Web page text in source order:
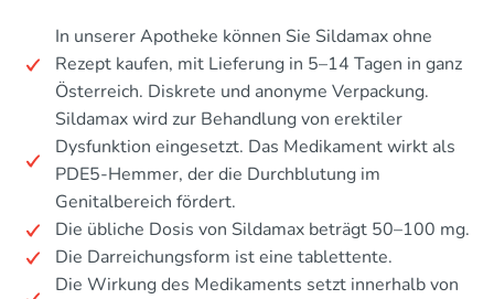
In unserer Apotheke können Sie Sildamax ohne
Rezept kaufen, mit Lieferung in 5–14 Tagen in ganz
Österreich. Diskrete und anonyme Verpackung.
Sildamax wird zur Behandlung von erektiler
Dysfunktion eingesetzt. Das Medikament wirkt als
PDE5-Hemmer, der die Durchblutung im
Genitalbereich fördert.
Die übliche Dosis von Sildamax beträgt 50–100 mg.
Die Darreichungsform ist eine tablettente.
Die Wirkung des Medikaments setzt innerhalb von